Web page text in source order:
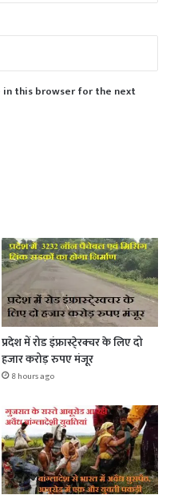
in this browser for the next
प्रदेश में रोड इंफ्रास्टे्रक्चर के लिए दो
हजार करोड़ रुपए मंजूर
8 hours ago